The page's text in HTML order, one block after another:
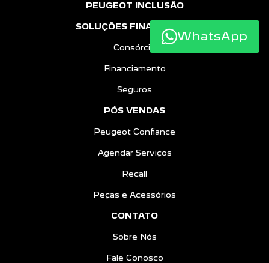
PEUGEOT INCLUSÃO
SOLUÇÕES FINANCEIRAS
Consórcio
Financiamento
Seguros
PÓS VENDAS
Peugeot Confiance
Agendar Serviços
Recall
Peças e Acessórios
CONTATO
Sobre Nós
Fale Conosco
WhatsApp